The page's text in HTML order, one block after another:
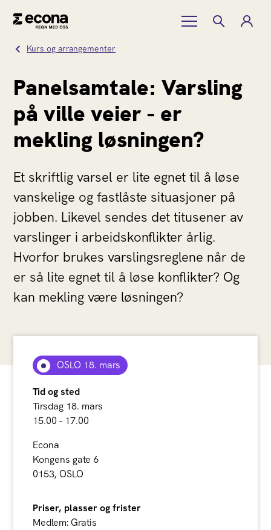
Kurs og arrangementer
Panelsamtale: Varsling
på ville veier - er
mekling løsningen?
Et skriftlig varsel er lite egnet til å løse
vanskelige og fastlåste situasjoner på
jobben. Likevel sendes det titusener av
varslinger i arbeidskonflikter årlig.
Hvorfor brukes varslingsreglene når de
er så lite egnet til å løse konflikter? Og
kan mekling være løsningen?
OSLO 18. mars
Tid og sted
Tirsdag 18. mars
15.00 - 17.00
Econa
Kongens gate 6
0153, OSLO
Priser, plasser og frister
Medlem: Gratis